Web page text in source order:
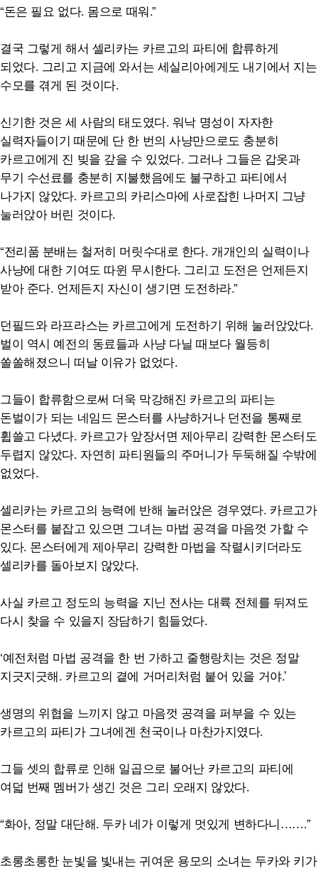
“돈은 필요 없다. 몸으로 때워.”
결국 그렇게 해서 셀리카는 카르고의 파티에 합류하게
되었다. 그리고 지금에 와서는 세실리아에게도 내기에서 지는
수모를 겪게 된 것이다.
신기한 것은 세 사람의 태도였다. 워낙 명성이 자자한
실력자들이기 때문에 단 한 번의 사냥만으로도 충분히
카르고에게 진 빚을 갚을 수 있었다. 그러나 그들은 갑옷과
무기 수선료를 충분히 지불했음에도 불구하고 파티에서
나가지 않았다. 카르고의 카리스마에 사로잡힌 나머지 그냥
눌러앉아 버린 것이다.
“전리품 분배는 철저히 머릿수대로 한다. 개개인의 실력이나
사냥에 대한 기여도 따윈 무시한다. 그리고 도전은 언제든지
받아 준다. 언제든지 자신이 생기면 도전하라.”
던필드와 라프라스는 카르고에게 도전하기 위해 눌러앉았다.
벌이 역시 예전의 동료들과 사냥 다닐 때보다 월등히
쏠쏠해졌으니 떠날 이유가 없었다.
그들이 합류함으로써 더욱 막강해진 카르고의 파티는
돈벌이가 되는 네임드 몬스터를 사냥하거나 던전을 통째로
휩쓸고 다녔다. 카르고가 앞장서면 제아무리 강력한 몬스터도
두렵지 않았다. 자연히 파티원들의 주머니가 두둑해질 수밖에
없었다.
셀리카는 카르고의 능력에 반해 눌러앉은 경우였다. 카르고가
몬스터를 붙잡고 있으면 그녀는 마법 공격을 마음껏 가할 수
있다. 몬스터에게 제아무리 강력한 마법을 작렬시키더라도
셀리카를 돌아보지 않았다.
사실 카르고 정도의 능력을 지닌 전사는 대륙 전체를 뒤져도
다시 찾을 수 있을지 장담하기 힘들었다.
‘예전처럼 마법 공격을 한 번 가하고 줄행랑치는 것은 정말
지긋지긋해. 카르고의 곁에 거머리처럼 붙어 있을 거야.’
생명의 위협을 느끼지 않고 마음껏 공격을 퍼부을 수 있는
카르고의 파티가 그녀에겐 천국이나 마찬가지였다.
그들 셋의 합류로 인해 일곱으로 불어난 카르고의 파티에
여덟 번째 멤버가 생긴 것은 그리 오래지 않았다.
“화아, 정말 대단해. 두카 네가 이렇게 멋있게 변하다니…….”
초롱초롱한 눈빛을 빛내는 귀여운 용모의 소녀는 두카와 키가